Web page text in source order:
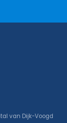
van Dijk-Voogd